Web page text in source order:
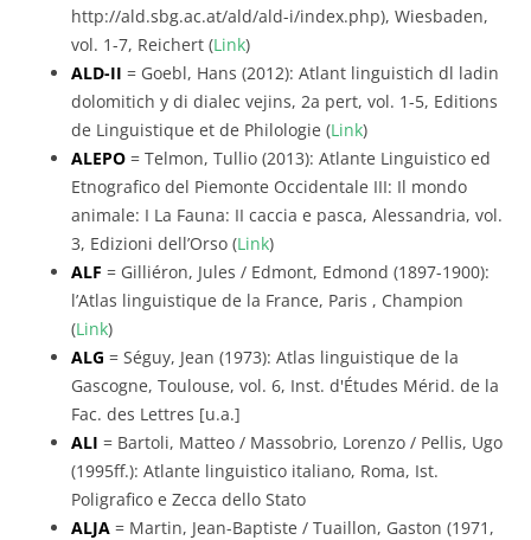
http://ald.sbg.ac.at/ald/ald-i/index.php), Wiesbaden,
vol. 1-7, Reichert (Link)
ALD-II = Goebl, Hans (2012): Atlant linguistich dl ladin
dolomitich y di dialec vejins, 2a pert, vol. 1-5, Editions
de Linguistique et de Philologie (Link)
ALEPO = Telmon, Tullio (2013): Atlante Linguistico ed
Etnografico del Piemonte Occidentale III: Il mondo
animale: I La Fauna: II caccia e pasca, Alessandria, vol.
3, Edizioni dell’Orso (Link)
ALF = Gilliéron, Jules / Edmont, Edmond (1897-1900):
l’Atlas linguistique de la France, Paris , Champion
(Link)
ALG = Séguy, Jean (1973): Atlas linguistique de la
Gascogne, Toulouse, vol. 6, Inst. d'Études Mérid. de la
Fac. des Lettres [u.a.]
ALI = Bartoli, Matteo / Massobrio, Lorenzo / Pellis, Ugo
(1995ff.): Atlante linguistico italiano, Roma, Ist.
Poligrafico e Zecca dello Stato
ALJA = Martin, Jean-Baptiste / Tuaillon, Gaston (1971,